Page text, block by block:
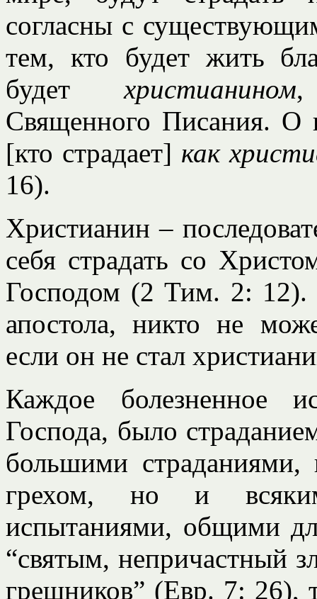
согласны с
тем, кто будет жить
будетхристианином,
Священного Писания. О
[кто страдает] как
16).
Христианин –
себя страдать со
Господом (2 Тим. 2: 12).
апостола, никто не
если он не стал
Каждое болезненное
Господа, было
большими
грехом, но и
испытаниями, общими
“святым, непричастный
грешников” (Евр. 7: